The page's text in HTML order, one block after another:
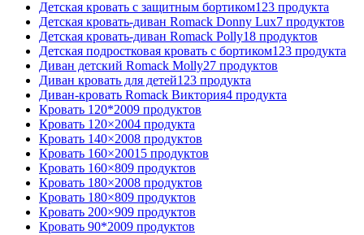
Детская кровать с защитным бортиком123 продукта
Детская кровать-диван Romack Donny Lux7 продуктов
Детская кровать-диван Romack Polly18 продуктов
Детская подростковая кровать с бортиком123 продукта
Диван детский Romack Molly27 продуктов
Диван кровать для детей123 продукта
Диван-кровать Romack Виктория4 продукта
Кровать 120*2009 продуктов
Кровать 120×2004 продукта
Кровать 140×2008 продуктов
Кровать 160×20015 продуктов
Кровать 160×809 продуктов
Кровать 180×2008 продуктов
Кровать 180×809 продуктов
Кровать 200×909 продуктов
Кровать 90*2009 продуктов